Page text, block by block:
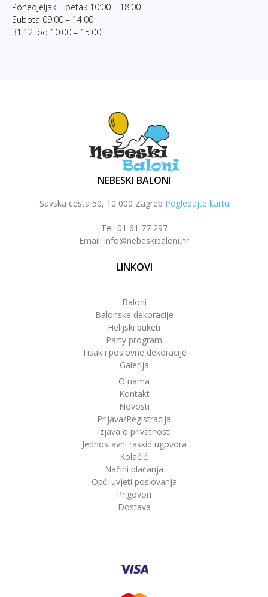
Ponedjeljak – petak 10:00 – 18:00
Subota 09:00 – 14:00
31.12. od 10:00 – 15:00
NEBESKI BALONI
Savska cesta 50, 10 000 Zagreb Pogledajte kartu
Tel: 01 61 77 297
Email: info@nebeskibaloni.hr
LINKOVI
Baloni
Balonske dekoracije
Helijski buketi
Party program
Tisak i poslovne dekoracije
Galerija
O nama
Kontakt
Novosti
Prijava/Registracija
Izjava o privatnosti
Jednostavni raskid ugovora
Kolačići
Načini plaćanja
Opći uvjeti poslovanja
Prigovori
Dostava